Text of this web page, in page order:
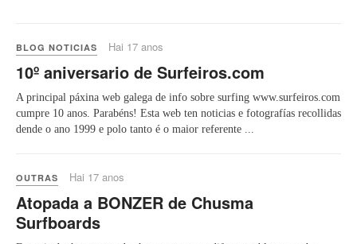
BLOG NOTICIAS Hai 17 anos
10º aniversario de Surfeiros.com
A principal páxina web galega de info sobre surfing www.surfeiros.com
cumpre 10 anos. Parabéns! Esta web ten noticias e fotografías recollidas
dende o ano 1999 e polo tanto é o maior referente ...
OUTRAS Hai 17 anos
Atopada a BONZER de Chusma
Surfboards